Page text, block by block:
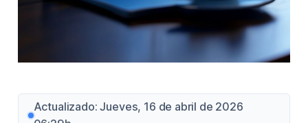
Actualizado: Jueves, 16 de abril de 2026